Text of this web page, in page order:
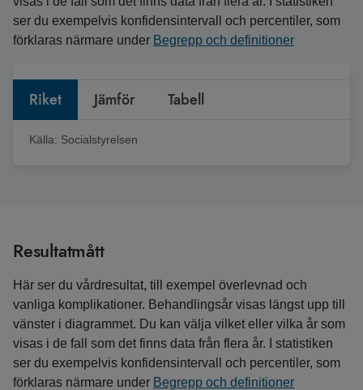
ser du exempelvis konfidensintervall och percentiler, som
förklaras närmare under Begrepp och definitioner
Riket Jämför Tabell
Källa: Socialstyrelsen
Resultatmått
Här ser du vårdresultat, till exempel överlevnad och
vanliga komplikationer. Behandlingsår visas längst upp till
vänster i diagrammet. Du kan välja vilket eller vilka år som
visas i de fall som det finns data från flera år. I statistiken
ser du exempelvis konfidensintervall och percentiler, som
förklaras närmare under Begrepp och definitioner